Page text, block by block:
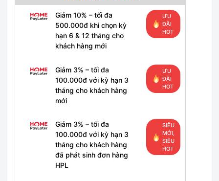
Giảm 10% – tối đa
500.000đ khi chọn kỳ
hạn 6 & 12 tháng cho
khách hàng mới
ƯU
ĐÃI
HOT
Giảm 3% – tối đa
100.000đ với kỳ hạn 3
tháng cho khách hàng
mới
ƯU
ĐÃI
HOT
Giảm 3% – tối đa
100.000đ với kỳ hạn 3
tháng cho khách hàng
đã phát sinh đơn hàng
HPL
SIÊU
MỚI,
SIÊU
HOT